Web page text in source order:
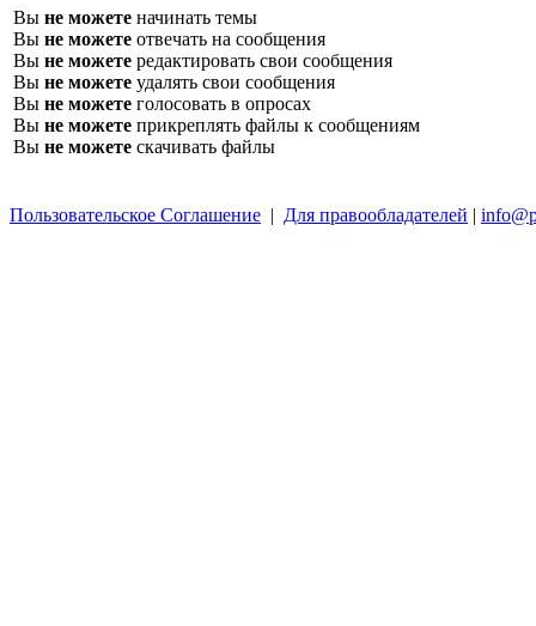
Вы не можете начинать темы
Вы не можете отвечать на сообщения
Вы не можете редактировать свои сообщения
Вы не можете удалять свои сообщения
Вы не можете голосовать в опросах
Вы не можете прикреплять файлы к сообщениям
Вы не можете скачивать файлы
Пользовательское Соглашение | Для правообладателей |